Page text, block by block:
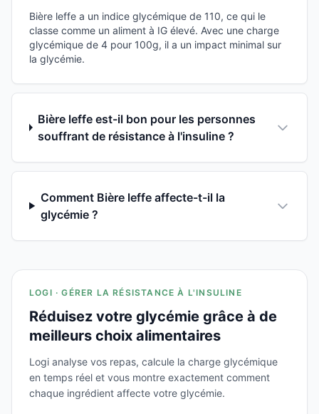
Bière leffe a un indice glycémique de 110, ce qui le
classe comme un aliment à IG élevé. Avec une charge
glycémique de 4 pour 100g, il a un impact minimal sur
la glycémie.
Bière leffe est-il bon pour les personnes
souffrant de résistance à l'insuline ?
Comment Bière leffe affecte-t-il la
glycémie ?
LOGI · GÉRER LA RÉSISTANCE À L'INSULINE
Réduisez votre glycémie grâce à de
meilleurs choix alimentaires
Logi analyse vos repas, calcule la charge glycémique
en temps réel et vous montre exactement comment
chaque ingrédient affecte votre glycémie.